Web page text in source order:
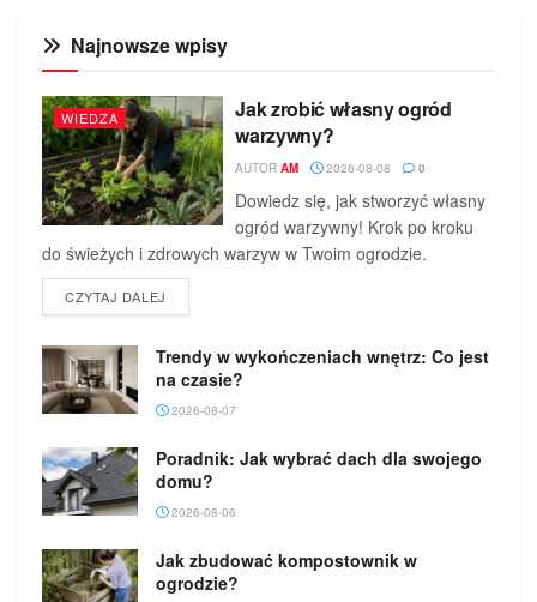
Najnowsze wpisy
WIEDZA
Jak zrobić własny ogród
warzywny?
AUTOR AM 2026-08-08 0
Dowiedz się, jak stworzyć własny
ogród warzywny! Krok po kroku
do świeżych i zdrowych warzyw w Twoim ogrodzie.
CZYTAJ DALEJ
Trendy w wykończeniach wnętrz: Co jest
na czasie?
2026-08-07
Poradnik: Jak wybrać dach dla swojego
domu?
2026-08-06
Jak zbudować kompostownik w
ogrodzie?